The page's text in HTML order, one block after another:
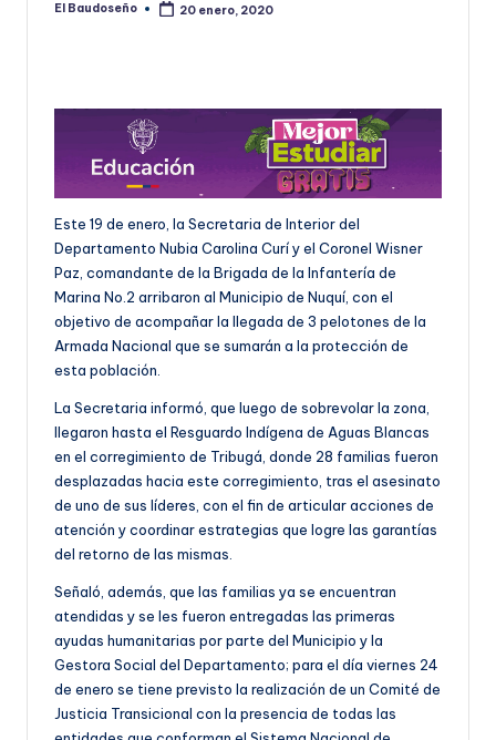
Publicado
El Baudoseño 20 enero, 2020
Este 19 de enero, la Secretaria de Interior del
Departamento Nubia Carolina Curí y el Coronel Wisner
Paz, comandante de la Brigada de la Infantería de
Marina No.2 arribaron al Municipio de Nuquí, con el
objetivo de acompañar la llegada de 3 pelotones de la
Armada Nacional que se sumarán a la protección de
esta población.
La Secretaria informó, que luego de sobrevolar la zona,
llegaron hasta el Resguardo Indígena de Aguas Blancas
en el corregimiento de Tribugá, donde 28 familias fueron
desplazadas hacia este corregimiento, tras el asesinato
de uno de sus líderes, con el fin de articular acciones de
atención y coordinar estrategias que logre las garantías
del retorno de las mismas.
Señaló, además, que las familias ya se encuentran
atendidas y se les fueron entregadas las primeras
ayudas humanitarias por parte del Municipio y la
Gestora Social del Departamento; para el día viernes 24
de enero se tiene previsto la realización de un Comité de
Justicia Transicional con la presencia de todas las